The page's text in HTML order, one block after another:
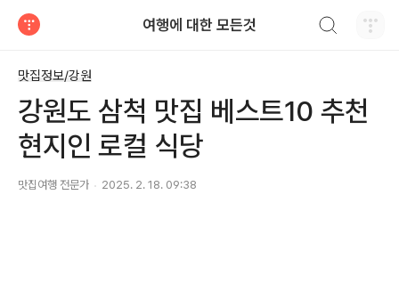
여행에 대한 모든것
맛집정보/강원
강원도 삼척 맛집 베스트10 추천
현지인 로컬 식당
맛집여행 전문가 2025. 2. 18. 09:38